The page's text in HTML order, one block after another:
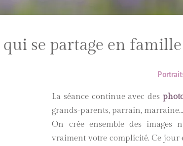
se partage en famille
La séance continue avec des
grands-parents, parrain,
On crée ensemble des images
vraiment votre complicité. Ce jour